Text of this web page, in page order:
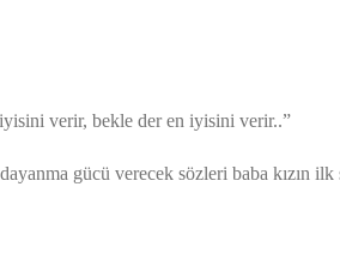
verir, bekle der en iyisini verir..”
gücü verecek sözleri baba kızın